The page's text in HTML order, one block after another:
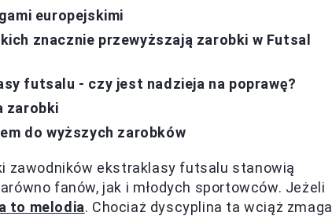
europejskimi
znacznie przewyższają zarobki w Futsal
futsalu - czy jest nadzieja na poprawę?
zarobki
do wyższych zarobków
zawodników ekstraklasy futsalu stanowią
fanów, jak i młodych sportowców. Jeżeli
to melodia. Chociaż dyscyplina ta wciąż zmaga